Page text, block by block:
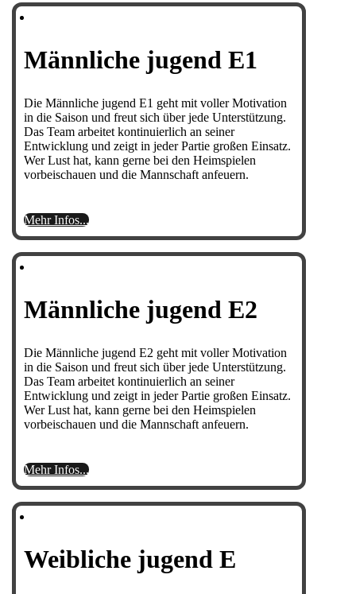
Männliche jugend E1
Die Männliche jugend E1 geht mit voller Motivation
in die Saison und freut sich über jede Unterstützung.
Das Team arbeitet kontinuierlich an seiner
Entwicklung und zeigt in jeder Partie großen Einsatz.
Wer Lust hat, kann gerne bei den Heimspielen
vorbeischauen und die Mannschaft anfeuern.
Mehr Infos...
Männliche jugend E2
Die Männliche jugend E2 geht mit voller Motivation
in die Saison und freut sich über jede Unterstützung.
Das Team arbeitet kontinuierlich an seiner
Entwicklung und zeigt in jeder Partie großen Einsatz.
Wer Lust hat, kann gerne bei den Heimspielen
vorbeischauen und die Mannschaft anfeuern.
Mehr Infos...
Weibliche jugend E